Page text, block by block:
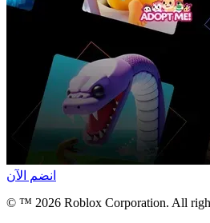
انضم الآن
© ™ 2026 Roblox Corporation. All